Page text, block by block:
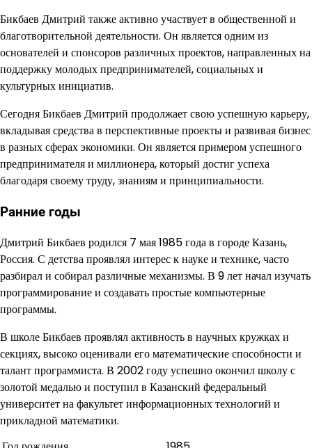
Бикбаев Дмитрий также активно участвует в общественной и
благотворительной деятельности. Он является одним из
основателей и спонсоров различных проектов, направленных на
поддержку молодых предпринимателей, социальных и
культурных инициатив.
Сегодня Бикбаев Дмитрий продолжает свою успешную карьеру,
вкладывая средства в перспективные проекты и развивая бизнес
в разных сферах экономики. Он является примером успешного
предпринимателя и миллионера, который достиг успеха
благодаря своему труду, знаниям и принципиальности.
Ранние годы
Дмитрий Бикбаев родился 7 мая 1985 года в городе Казань,
Россия. С детства проявлял интерес к науке и технике, часто
разбирал и собирал различные механизмы. В 9 лет начал изучать
программирование и создавать простые компьютерные
программы.
В школе Бикбаев проявлял активность в научных кружках и
секциях, высоко оценивали его математические способности и
талант программиста. В 2002 году успешно окончил школу с
золотой медалью и поступил в Казанский федеральный
университет на факультет информационных технологий и
прикладной математики.